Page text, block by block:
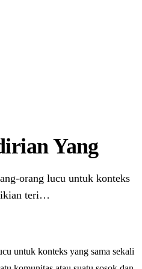
Yang
orang lucu untuk konteks
teri…
untuk konteks yang sama sekali